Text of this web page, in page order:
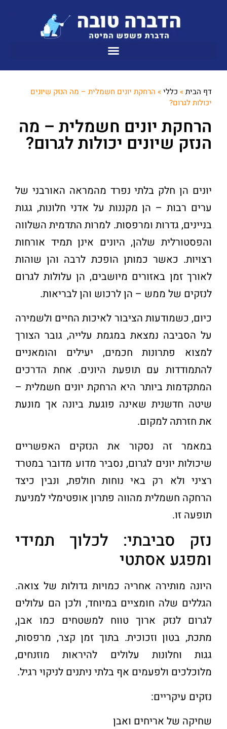
דף הבית» כללי» הרחקת יונים חשמלית – מה הנזק שיונים
יכולות לגרום?
הרחקת יונים חשמלית – מה
הנזק שיונים יכולות לגרום?
יונים הן חלק בלתי נפרד מהמראה האורבני של
ערים רבות – הן מקננות על אדני חלונות, גגות
בניינים, גדרות ומרפסות. למרות התדמית השלווה
והפסטורלית שלהן, היונים אינן תמיד אורחות
רצויות. כאשר כמותן הופכת לרבה והן שוהות
לאורך זמן באזורים מיושבים, הן עלולות לגרום
לנזקים של ממש – הן לרכוש והן לבריאות.
כיום, כשמודעות הציבור לאיכות החיים ולשמירה
על הסביבה נמצאת במגמת עלייה, גובר הצורך
למצוא פתרונות חכמים, יעילים והומאניים
להתמודדות עם תופעת היונים. אחת הדרכים
המתקדמות ביותר היא הרחקת יונים חשמלית –
שיטה חדשנית שאינה פוגעת ביונה אך מונעת
את חזרתה למקום.
במאמר זה נסקור את הנזקים האפשריים
שיכולות יונים לגרום, נסביר מדוע מדובר במטרד
רציני ולא רק באי נוחות חולפת, ונבין כיצד
הרחקה חשמלית מהווה פתרון אופטימלי למניעת
תופעה זו.
נזק סביבתי: לכלוך תמידי
ומפגע אסתטי
היונה מותירה אחריה כמויות גדולות של צואה.
הגללים שלה חומציים במיוחד, ולכן הם עלולים
לגרום לנזק ארוך טווח למשטחים כמו אבן,
מתכת, בטון וזכוכית. בתוך זמן קצר, מרפסות,
גגות וחלונות עלולים להיראות מוזנחים,
מלוכלכים ולפעמים אף בלתי ניתנים לניקוי רגיל.
נזקים עיקריים:
שחיקה של אריחים ואבן